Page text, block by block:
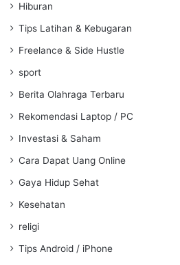
Hiburan
Tips Latihan & Kebugaran
Freelance & Side Hustle
sport
Berita Olahraga Terbaru
Rekomendasi Laptop / PC
Investasi & Saham
Cara Dapat Uang Online
Gaya Hidup Sehat
Kesehatan
religi
Tips Android / iPhone